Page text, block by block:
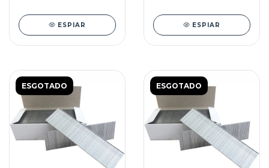
ESPIAR ESPIAR
ESGOTADO ESGOTADO